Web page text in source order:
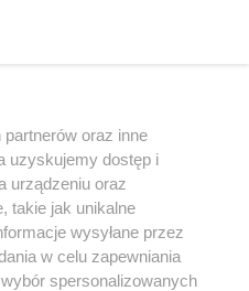
nie może być powielany i
w jakikolwiek sposób (w
na jakimkolwiek polu
z umieszczaniem w
praw. Jakiekolwiek użycie lub
w części z naruszeniem prawa,
pod groźbą kary i może być
oraz inne
uzyskujemy dostęp i
urządzeniu oraz
takie jak unikalne
wysyłane przez
w celu zapewniania
spersonalizowanych